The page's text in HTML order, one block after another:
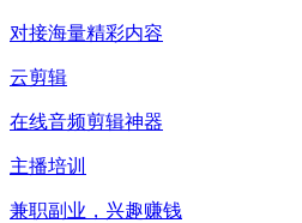
对接海量精彩内容
云剪辑
在线音频剪辑神器
主播培训
兼职副业，兴趣赚钱